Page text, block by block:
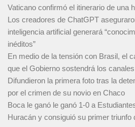
Vaticano confirmó el itinerario de una
Los creadores de ChatGPT
inteligencia artificial generará
inéditos”
En medio de la tensión con Brasil, el
que el Gobierno sostendrá los
Difundieron la primera foto tras la
por el crimen de su novio en Chaco
Boca le ganó le ganó 1-0 a
Huracán y consiguió su primer triunfo